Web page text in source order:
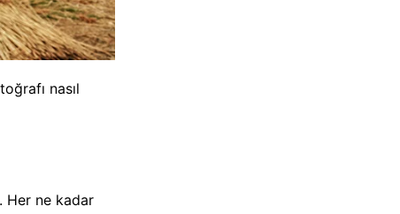
nasıl
Her ne kadar